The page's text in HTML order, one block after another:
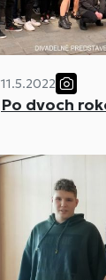
11.5.2022
Po dvoch